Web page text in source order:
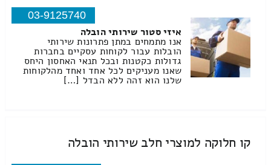
03-9125740
איזי סטור שירותי הובלה
אנו מתמחים במתן פתרונות שירותי
הובלות עבור לקוחות עסקיים בחברות
גדולות כקטנות ובכל תנאי האחסון היחס
שאנו מעניקים לכל אחד ואחד מהלקוחות
שלנו הוא זהה ללא הבדל […]
קו חלוקה למוצרי חלב שירותי הובלה